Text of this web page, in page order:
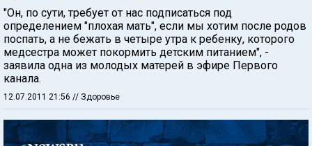
"Он, по сути, требует от нас подписаться под
определением "плохая мать", если мы хотим после родов
поспать, а не бежать в четыре утра к ребенку, которого
медсестра может покормить детским питанием", -
заявила одна из молодых матерей в эфире Первого
канала.
12.07.2011 21:56 // Здоровье